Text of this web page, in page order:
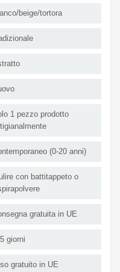
beige/tortora
1 pezzo prodotto
(0-20 anni)
con battitappeto o
gratuita in UE
giorni
gratuito in UE